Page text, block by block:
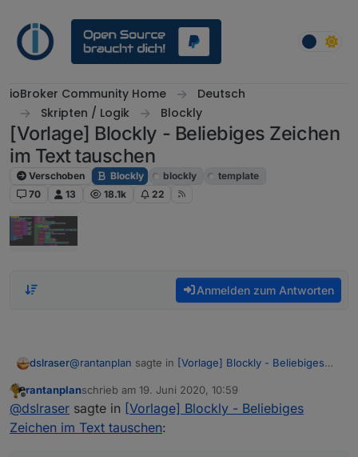
ioBroker Community Home
Deutsch
Skripten / Logik
Blockly
[Vorlage] Blockly - Beliebiges Zeichen
im Text tauschen
Verschoben Blockly blockly
template
70
13 18.1k 22
Anmelden zum Antworten
dslraser@rantanplan sagte in [Vorlage] Blockly - Beliebiges
Ich finde nur den Intevall für diese Lösung etwas
unglücklich.
Warum ? Was ist der "Nachteil" bzw. an Deiner Lösung
Offline
rantanplanschrieb am 19. Juni 2020, 10:59
zuletzt editiert von
@dslraser sagte in [Vorlage] Blockly - Beliebiges
Zeichen im Text tauschen: